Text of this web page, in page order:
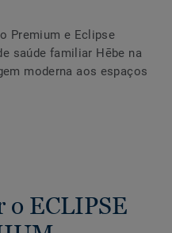
Premium e Eclipse
saúde familiar Hēbe na
moderna aos espaços
o ECLIPSE